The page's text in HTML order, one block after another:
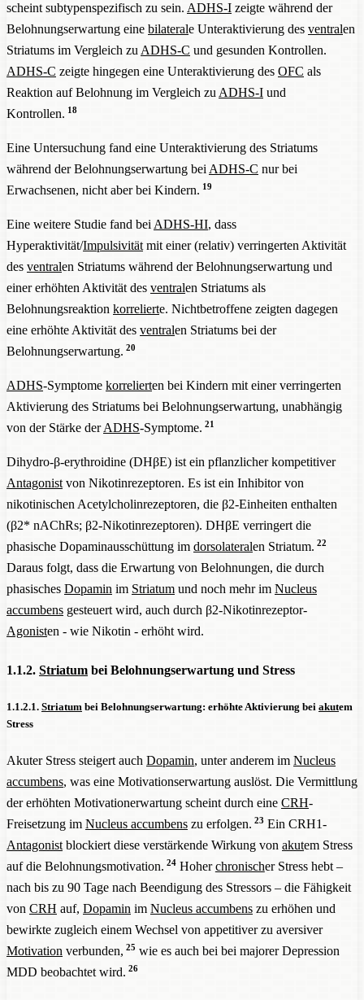
scheint subtypenspezifisch zu sein. ADHS-I zeigte während der
Belohnungserwartung eine bilaterale Unteraktivierung des ventralen
Striatums im Vergleich zu ADHS-C und gesunden Kontrollen.
ADHS-C zeigte hingegen eine Unteraktivierung des OFC als
Reaktion auf Belohnung im Vergleich zu ADHS-I und
Kontrollen. 18
Eine Untersuchung fand eine Unteraktivierung des Striatums
während der Belohnungserwartung bei ADHS-C nur bei
Erwachsenen, nicht aber bei Kindern. 19
Eine weitere Studie fand bei ADHS-HI, dass
Hyperaktivität/Impulsivität mit einer (relativ) verringerten Aktivität
des ventralen Striatums während der Belohnungserwartung und
einer erhöhten Aktivität des ventralen Striatums als
Belohnungsreaktion korrelierte. Nichtbetroffene zeigten dagegen
eine erhöhte Aktivität des ventralen Striatums bei der
Belohnungserwartung. 20
ADHS-Symptome korrelierten bei Kindern mit einer verringerten
Aktivierung des Striatums bei Belohnungserwartung, unabhängig
von der Stärke derADHS-Symptome. 21
Dihydro-β-erythroidine (DHβE) ist ein pflanzlicher kompetitiver
Antagonist von Nikotinrezeptoren. Es ist ein Inhibitor von
nikotinischen Acetylcholinrezeptoren, die β2-Einheiten enthalten
(β2* nAChRs; β2-Nikotinrezeptoren). DHβE verringert die
phasische Dopaminausschüttung im dorsolateralen Striatum. 22
Daraus folgt, dass die Erwartung von Belohnungen, die durch
phasisches Dopamin im Striatum und noch mehr im Nucleus
accumbens gesteuert wird, auch durch β2-Nikotinrezeptor-
Agonisten - wie Nikotin - erhöht wird.
1.1.2. Striatum bei Belohnungserwartung und Stress
1.1.2.1. Striatum bei Belohnungserwartung: erhöhte Aktivierung bei akutem
Stress
Akuter Stress steigert auch Dopamin, unter anderem im Nucleus
accumbens, was eine Motivationserwartung auslöst. Die Vermittlung
der erhöhten Motivationerwartung scheint durch eine CRH-
Freisetzung im Nucleus accumbens zu erfolgen. 23Ein CRH1-
Antagonist blockiert diese verstärkende Wirkung von akutem Stress
auf die Belohnungsmotivation. 24Hoherchronischer Stress hebt –
nach bis zu 90 Tage nach Beendigung des Stressors – die Fähigkeit
von CRH auf, Dopamin im Nucleus accumbens zu erhöhen und
bewirkte zugleich einem Wechsel von appetitiver zu aversiver
Motivation verbunden, 25 wie es auch bei bei majorer Depression
MDD beobachtet wird. 26